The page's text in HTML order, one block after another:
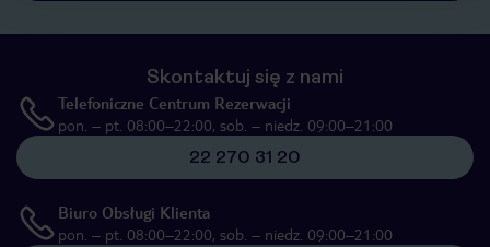
Skontaktuj się z nami
Telefoniczne Centrum Rezerwacji
pon. – pt. 08:00–22:00, sob. – niedz. 09:00–21:00
22 270 31 20
Biuro Obsługi Klienta
pon. – pt. 08:00–22:00, sob. – niedz. 09:00–21:00